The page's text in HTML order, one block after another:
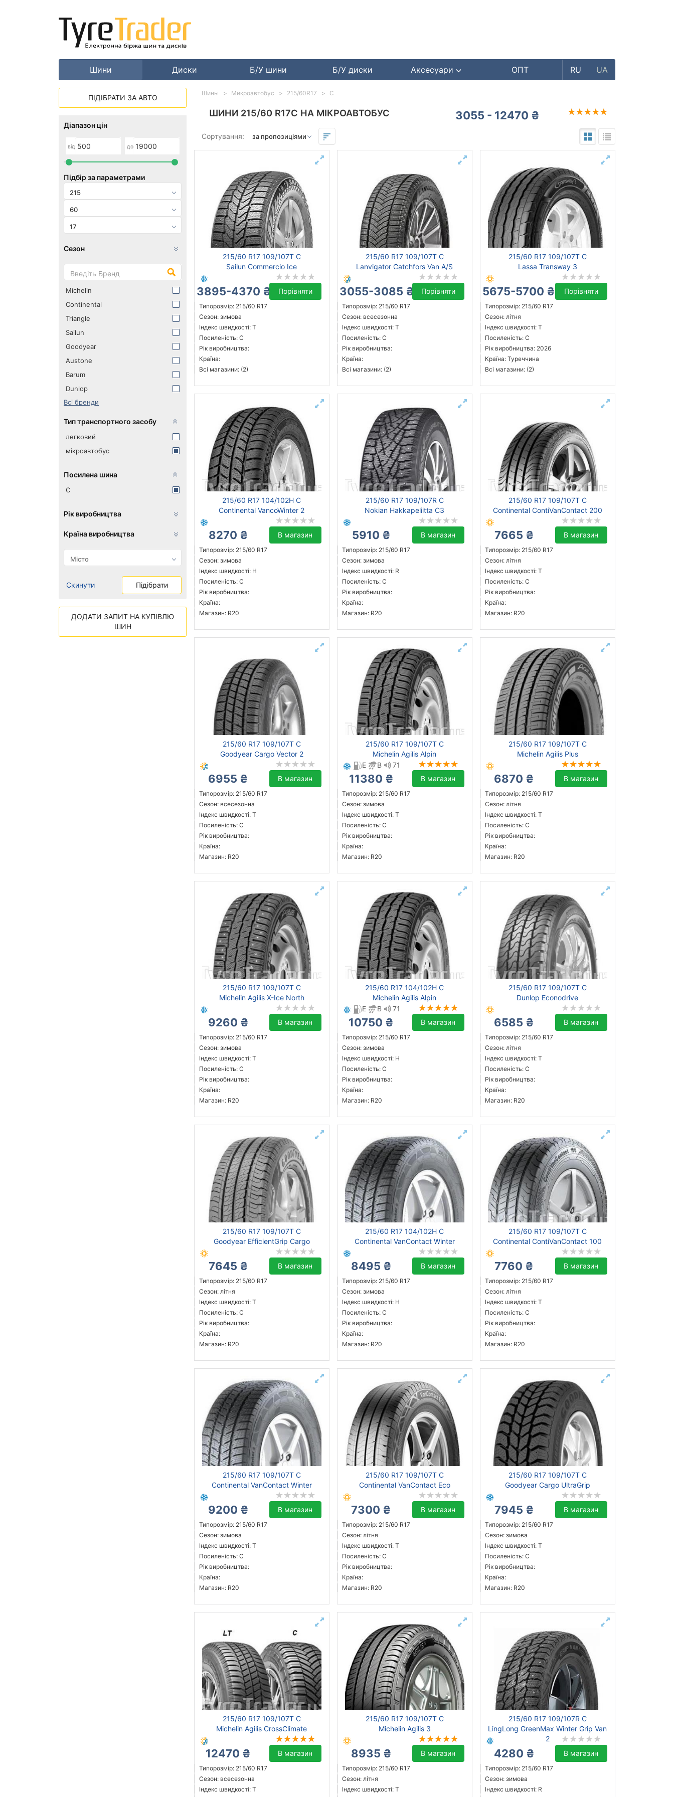
Шини Диски Б/У шини Б/У диски Аксесуари ОПТ RU UA
ШИНИ 215/60 R17C НА МІКРОАВТОБУС 3055 - 12470 ₴
Сортування:
215/60 R17 109/107T C
Sailun Commercio Ice
3895-4370 ₴ Порівняти
Типорозмір: 215/60 R17
Сезон: зимова
Індекс швидкості: T
Посиленість: C
Рік виробництва:
Країна:
Всі магазини: (2)
215/60 R17 109/107T C
Lanvigator Catchfors Van A/S
3055-3085 ₴ Порівняти
Типорозмір: 215/60 R17
Сезон: всесезонна
Індекс швидкості: T
Посиленість: C
Рік виробництва:
Країна:
Всі магазини: (2)
215/60 R17 109/107T C
Lassa Transway 3
5675-5700 ₴ Порівняти
Типорозмір: 215/60 R17
Сезон: літня
Індекс швидкості: T
Посиленість: C
Рік виробництва: 2026
Країна: Туреччина
Всі магазини: (2)
215/60 R17 104/102H C
Continental VancoWinter 2
8270 ₴ В магазин
Типорозмір: 215/60 R17
Сезон: зимова
Індекс швидкості: H
Посиленість: C
Рік виробництва:
Країна:
Магазин: R20
215/60 R17 109/107R C
Nokian Hakkapeliitta C3
5910 ₴ В магазин
Типорозмір: 215/60 R17
Сезон: зимова
Індекс швидкості: R
Посиленість: C
Рік виробництва:
Країна:
Магазин: R20
215/60 R17 109/107T C
Continental ContiVanContact 200
7665 ₴ В магазин
Типорозмір: 215/60 R17
Сезон: літня
Індекс швидкості: T
Посиленість: C
Рік виробництва:
Країна:
Магазин: R20
215/60 R17 109/107T C
Goodyear Cargo Vector 2
6955 ₴ В магазин
Типорозмір: 215/60 R17
Сезон: всесезонна
Індекс швидкості: T
Посиленість: C
Рік виробництва:
Країна:
Магазин: R20
215/60 R17 109/107T C
Michelin Agilis Alpin
E
B 71
11380 ₴ В магазин
Типорозмір: 215/60 R17
Сезон: зимова
Індекс швидкості: T
Посиленість: C
Рік виробництва:
Країна:
Магазин: R20
215/60 R17 109/107T C
Michelin Agilis Plus
6870 ₴ В магазин
Типорозмір: 215/60 R17
Сезон: літня
Індекс швидкості: T
Посиленість: C
Рік виробництва:
Країна:
Магазин: R20
215/60 R17 109/107T C
Michelin Agilis X-Ice North
9260 ₴ В магазин
Типорозмір: 215/60 R17
Сезон: зимова
Індекс швидкості: T
Посиленість: C
Рік виробництва:
Країна:
Магазин: R20
215/60 R17 104/102H C
Michelin Agilis Alpin
E
B 71
10750 ₴ В магазин
Типорозмір: 215/60 R17
Сезон: зимова
Індекс швидкості: H
Посиленість: C
Рік виробництва:
Країна:
Магазин: R20
215/60 R17 109/107T C
Dunlop Econodrive
6585 ₴ В магазин
Типорозмір: 215/60 R17
Сезон: літня
Індекс швидкості: T
Посиленість: C
Рік виробництва:
Країна:
Магазин: R20
215/60 R17 109/107T C
Goodyear EfficientGrip Cargo
7645 ₴ В магазин
Типорозмір: 215/60 R17
Сезон: літня
Індекс швидкості: T
Посиленість: C
Рік виробництва:
Країна:
Магазин: R20
215/60 R17 104/102H C
Continental VanContact Winter
8495 ₴ В магазин
Типорозмір: 215/60 R17
Сезон: зимова
Індекс швидкості: H
Посиленість: C
Рік виробництва:
Країна:
Магазин: R20
215/60 R17 109/107T C
Continental ContiVanContact 100
7760 ₴ В магазин
Типорозмір: 215/60 R17
Сезон: літня
Індекс швидкості: T
Посиленість: C
Рік виробництва:
Країна:
Магазин: R20
215/60 R17 109/107T C
Continental VanContact Winter
9200 ₴ В магазин
Типорозмір: 215/60 R17
Сезон: зимова
Індекс швидкості: T
Посиленість: C
Рік виробництва:
Країна:
Магазин: R20
215/60 R17 109/107T C
Continental VanContact Eco
7300 ₴ В магазин
Типорозмір: 215/60 R17
Сезон: літня
Індекс швидкості: T
Посиленість: C
Рік виробництва:
Країна:
Магазин: R20
215/60 R17 109/107T C
Goodyear Cargo UltraGrip
7945 ₴ В магазин
Типорозмір: 215/60 R17
Сезон: зимова
Індекс швидкості: T
Посиленість: C
Рік виробництва:
Країна:
Магазин: R20
215/60 R17 109/107T C
Michelin Agilis CrossClimate
12470 ₴ В магазин
Типорозмір: 215/60 R17
Сезон: всесезонна
Індекс швидкості: T
215/60 R17 109/107T C
Michelin Agilis 3
8935 ₴ В магазин
Типорозмір: 215/60 R17
Сезон: літня
Індекс швидкості: T
215/60 R17 109/107R C
LingLong GreenMax Winter Grip Van
2
4280 ₴ В магазин
Типорозмір: 215/60 R17
Сезон: зимова
Індекс швидкості: R
Шины Микроавтобус 215/60R17 C
ПІДІБРАТИ ЗА АВТО
Діапазон цін
від до
Підбір за параметрами
215
60
17
Сезон
Michelin
Continental
Triangle
Sailun
Goodyear
Austone
Barum
Dunlop
Всі бренди
Тип транспортного засобу
легковий
мікроавтобус
Посилена шина
C
Рік виробництва
Країна виробництва
Скинути Підібрати
ДОДАТИ ЗАПИТ НА КУПІВЛЮ
ШИН